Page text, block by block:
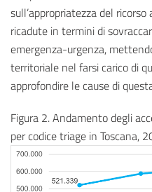
sull’appropriatezza del
ricadute in termini di
emergenza-urgenza,
territoriale nel farsi carico di
approfondire le cause di
Figura 2. Andamento degli
per codice triage in Toscana,